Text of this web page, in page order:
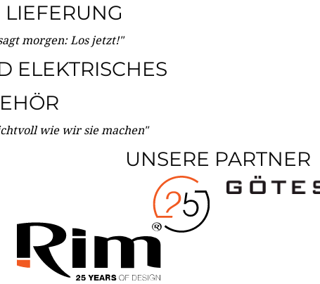
morgen: Los jetzt!"
ELEKTRISCHES
wie wir sie machen"
UNSERE PARTNER